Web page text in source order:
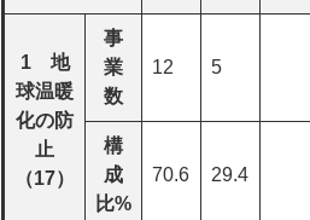
1 地
球温暖
化の防
止
（17）
事
業
数
12 5
構
成
比%
70.6 29.4